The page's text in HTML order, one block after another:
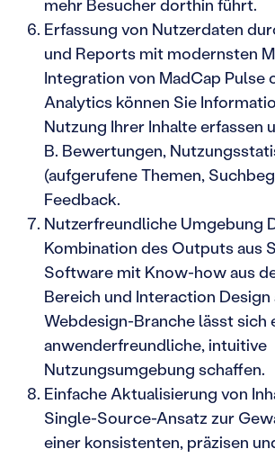
mehr Besucher dorthin führt.
Erfassung von Nutzerdaten
und Reports mit modernsten
Integration von MadCap Pulse
Analytics können Sie
Nutzung Ihrer Inhalte erfassen
B. Bewertungen,
(aufgerufene Themen,
Feedback.
Nutzerfreundliche Umgebung
Kombination des Outputs aus
Software mit Know-how aus
Bereich und Interaction Design
Webdesign-Branche lässt sich
anwenderfreundliche, intuitive
Nutzungsumgebung schaffen.
Einfache Aktualisierung von
Single-Source-Ansatz zur
einer konsistenten, präzisen